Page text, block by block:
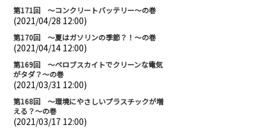
第171回 ～コンクリートバッテリー～の巻
(2021/04/28 12:00)
第170回 ～夏はガソリンの季節？！～の巻
(2021/04/14 12:00)
第169回 ～ペロブスカイトでクリーンな電気
がタダ？～の巻
(2021/03/31 12:00)
第168回 ～環境にやさしいプラスチックが増
える？～の巻
(2021/03/17 12:00)